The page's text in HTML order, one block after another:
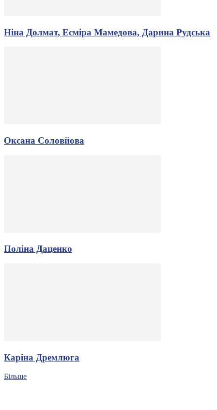
Ніна Долмат, Есміра Мамедова, Дарина Рудська
Оксана Соловйова
Поліна Даценко
Каріна Дремлюга
Більше